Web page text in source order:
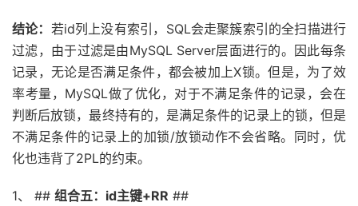
结论： 若id列上没有索引，SQL会走聚簇索引的全扫描进行
过滤，由于过滤是由MySQL Server层面进行的。因此每条
记录，无论是否满足条件，都会被加上X锁。但是，为了效
率考量，MySQL做了优化，对于不满足条件的记录，会在
判断后放锁，最终持有的，是满足条件的记录上的锁，但是
不满足条件的记录上的加锁/放锁动作不会省略。同时，优
化也违背了2PL的约束。
1、 ## 组合五：id主键+RR ##